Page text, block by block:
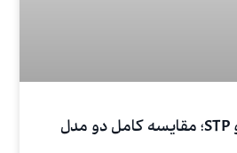
تفاوت بروکر ECN و STP؛ مقایسه کامل دو مدل